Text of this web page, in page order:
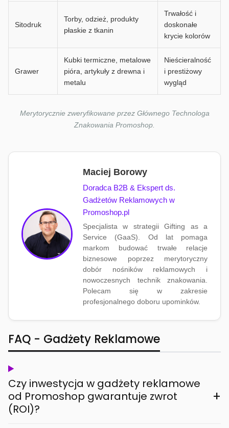
Sitodruk
Torby, odzież, produkty
płaskie z tkanin
Trwałość i
doskonałe
krycie kolorów
Grawer
Kubki termiczne, metalowe
pióra, artykuły z drewna i
metalu
Nieścieralność
i prestiżowy
wygląd
Merytorycznie zweryfikowane przez Głównego Technologa
Znakowania Promoshop.
Maciej Borowy
Doradca B2B & Ekspert ds.
Gadżetów Reklamowych w
Promoshop.pl
Specjalista w strategii Gifting as a
Service (GaaS). Od lat pomaga
markom budować trwałe relacje
biznesowe poprzez merytoryczny
dobór nośników reklamowych i
nowoczesnych technik znakowania.
Polecam się w zakresie
profesjonalnego doboru upominków.
FAQ - Gadżety Reklamowe
Czy inwestycja w gadżety reklamowe
od Promoshop gwarantuje zwrot
(ROI)?
+